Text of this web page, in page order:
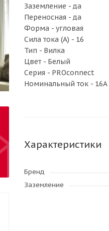
Заземление - да
Переносная - да
Форма - угловая
Сила тока (A) - 16
Тип - Вилка
Цвет - Белый
Серия - PROconnect
Номинальный ток - 16А
Характеристики
Бренд
Заземление